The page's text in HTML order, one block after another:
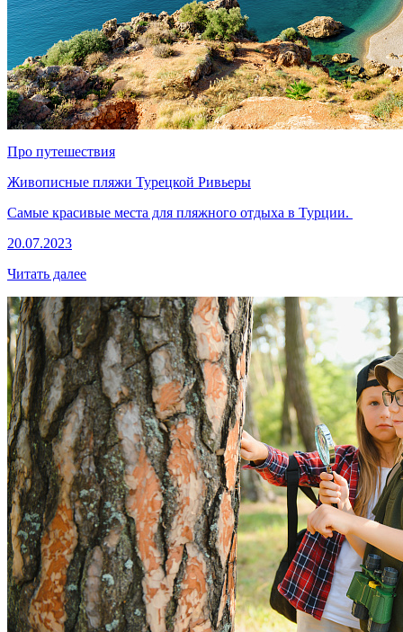
Про путешествия
Живописные пляжи Турецкой Ривьеры
Самые красивые места для пляжного отдыха в Турции.
20.07.2023
Читать далее